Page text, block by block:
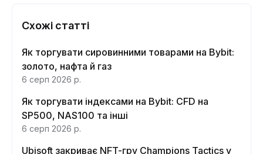
Схожі статті
Як торгувати сировинними товарами на Bybit:
золото, нафта й газ
6 серп 2026 р.
Як торгувати індексами на Bybit: CFD на
SP500, NAS100 та інші
6 серп 2026 р.
Ubisoft закриває NFT-гру Champions Tactics у